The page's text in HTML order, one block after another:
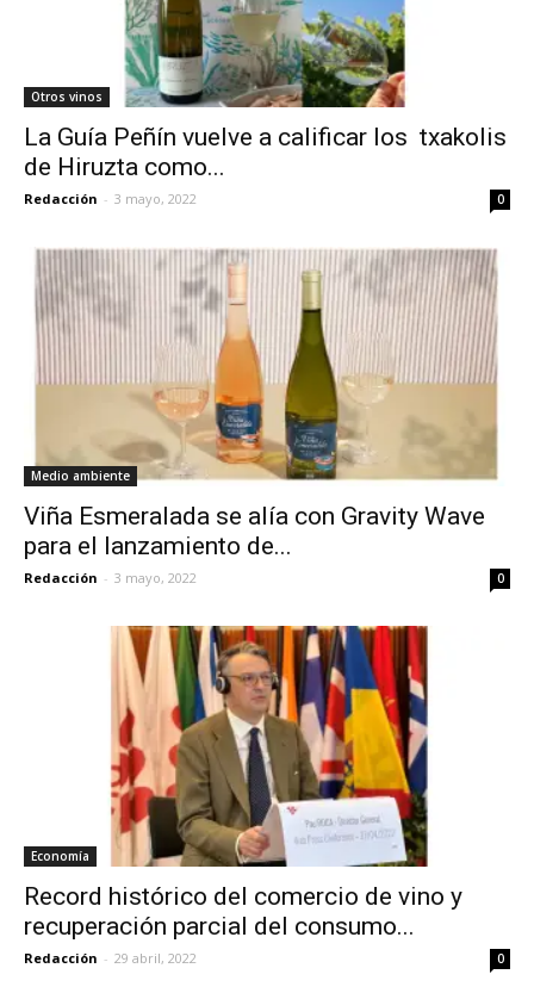
Otros vinos
La Guía Peñín vuelve a calificar los txakolis
de Hiruzta como...
Redacción - 3 mayo, 2022 0
Medio ambiente
Viña Esmeralada se alía con Gravity Wave
para el lanzamiento de...
Redacción - 3 mayo, 2022 0
Economía
Record histórico del comercio de vino y
recuperación parcial del consumo...
Redacción - 29 abril, 2022 0